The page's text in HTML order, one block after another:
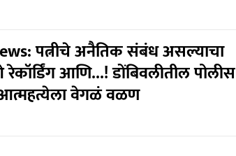
पत्नीचे अनैतिक संबंध असल्याचा
आणि...! डोंबिवलीतील पोलीस
आत्महत्येला वेगळं वळण